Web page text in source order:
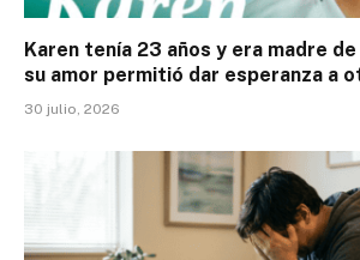
Karen tenía 23 años y era madre
su amor permitió dar esperanza a
30 julio, 2026